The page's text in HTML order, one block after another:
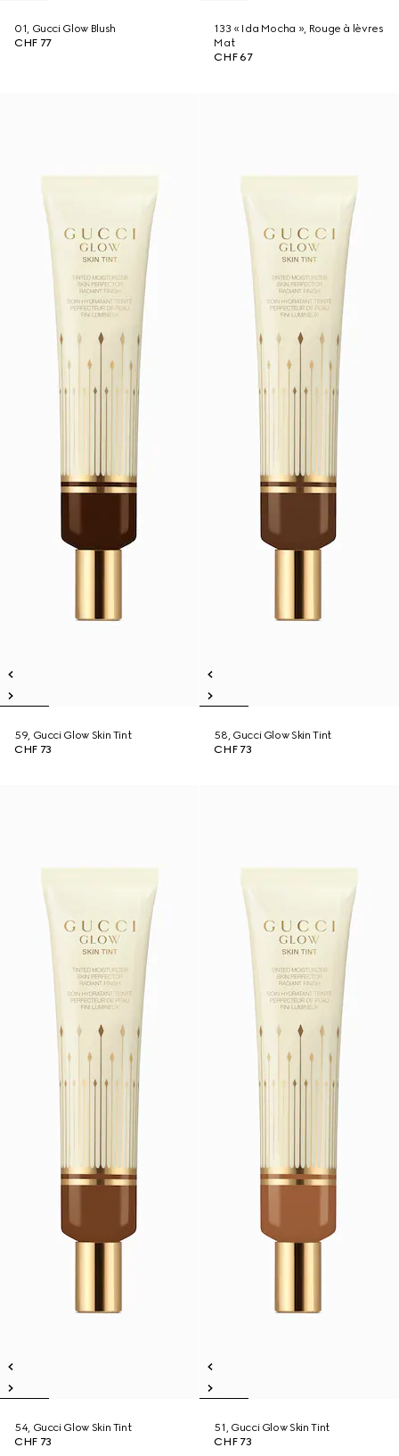
01, Gucci Glow Blush
CHF 77
133 « Ida Mocha », Rouge à lèvres
Mat
CHF 67
59, Gucci Glow Skin Tint
CHF 73
58, Gucci Glow Skin Tint
CHF 73
54, Gucci Glow Skin Tint
CHF 73
51, Gucci Glow Skin Tint
CHF 73